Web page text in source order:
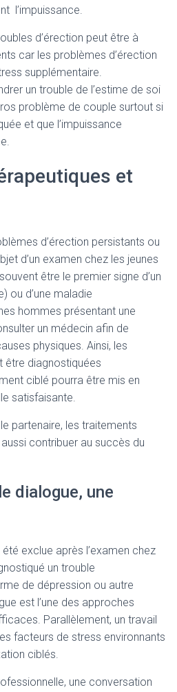
l’impuissance.
d’érection peut être à
car les problèmes d’érection
supplémentaire.
un trouble de l’estime de soi
problème de couple surtout si
et que l’impuissance
et
d’érection persistants ou
d’un examen chez les jeunes
être le premier signe d’un
ou d’une maladie
hommes présentant une
un médecin afin de
physiques. Ainsi, les
être diagnostiquées
ciblé pourra être mis en
satisfaisante.
partenaire, les traitements
contribuer au succès du
dialogue, une
exclue après l’examen chez
un trouble
de dépression ou autre
est l’une des approches
Parallèlement, un travail
facteurs de stress environnants
ciblés.
une conversation